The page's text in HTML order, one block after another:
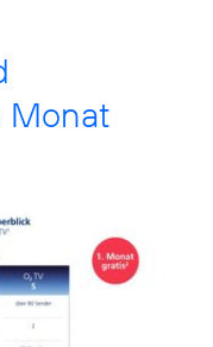
Monat